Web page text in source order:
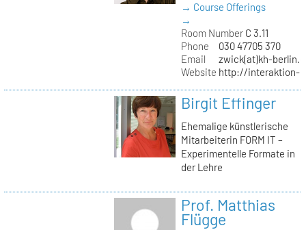
→ Course Offerings
→
Room NumberC 3.11
Phone
030 47705 370
Email
zwick(at)kh-
Website http://interaktion-
Birgit Effinger
Ehemalige künstlerische
Mitarbeiterin FORM IT –
Experimentelle Formate in
der Lehre
Prof. Matthias
Flügge